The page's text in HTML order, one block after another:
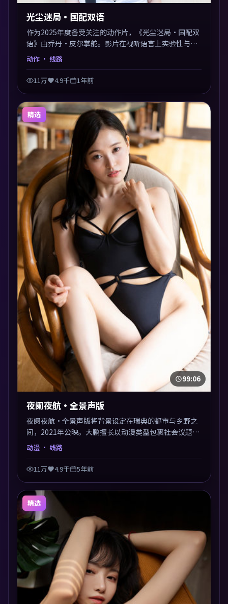
光尘迷局·国配双语
作为2025年度备受关注的动作片，《光尘迷局·国配双
语》由乔丹·皮尔掌舵。影片在视听语言上实验性与可
看性兼顾，人物关系错综复杂，后劲十足。美术与服化
动作 · 线路
11万 4.9千 1年前
精选
99:06
夜阑夜航·全景声版
夜阑夜航·全景声版将背景设定在瑞典的都市与乡野之
间，2021年公映。大鹏擅长以动漫类型包裹社会议题，
节奏张弛有度，留白处耐人寻味。剪辑利落，悬念钩子
分布均匀，适合一口气看完。
动漫 · 线路
11万 4.9千 5年前
精选